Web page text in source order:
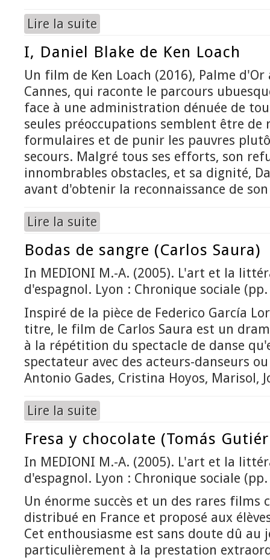
Lire la suite
I, Daniel Blake de Ken Loach
Un film de Ken Loach (2016), Palme
Cannes, qui raconte le parcours
face à une administration dénuée de
seules préoccupations semblent être de
formulaires et de punir les pauvres
secours. Malgré tous ses efforts, son
innombrables obstacles, et sa dignité,
avant d'obtenir la reconnaissance de
Lire la suite
Bodas de sangre (Carlos Saura)
In MEDIONI M.-A. (2005). L'art et la
d'espagnol. Lyon : Chronique sociale
Inspiré de la pièce de Federico García
titre, le film de Carlos Saura est un
à la répétition du spectacle de danse
spectateur avec des acteurs-danseurs
Antonio Gades, Cristina Hoyos, Marisol,
Lire la suite
Fresa y chocolate (Tomás
In MEDIONI M.-A. (2005). L'art et la
d'espagnol. Lyon : Chronique sociale
Un énorme succès et un des rares films
distribué en France et proposé aux
Cet enthousiasme est sans doute dû au
particulièrement à la prestation